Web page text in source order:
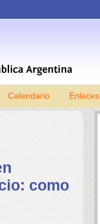
Calendario Enlaces
como